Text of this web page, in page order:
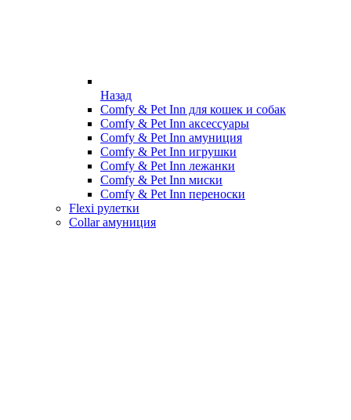
Назад
Comfy & Pet Inn для кошек и собак
Comfy & Pet Inn аксессуары
Comfy & Pet Inn амуниция
Comfy & Pet Inn игрушки
Comfy & Pet Inn лежанки
Comfy & Pet Inn миски
Comfy & Pet Inn переноски
Flexi рулетки
Collar амуниция